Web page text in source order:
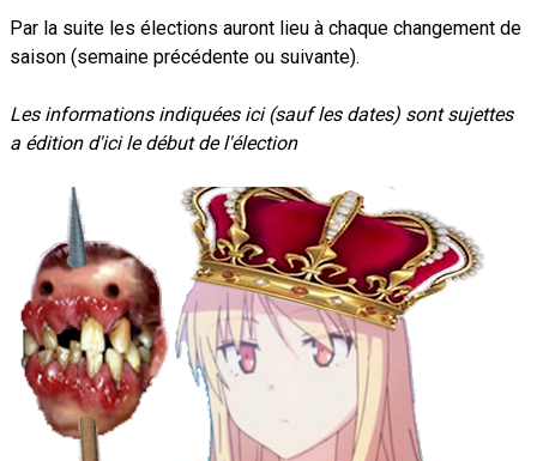
Par la suite les élections auront lieu à chaque changement de
saison (semaine précédente ou suivante).
Les informations indiquées ici (sauf les dates) sont sujettes
a édition d'ici le début de l'élection